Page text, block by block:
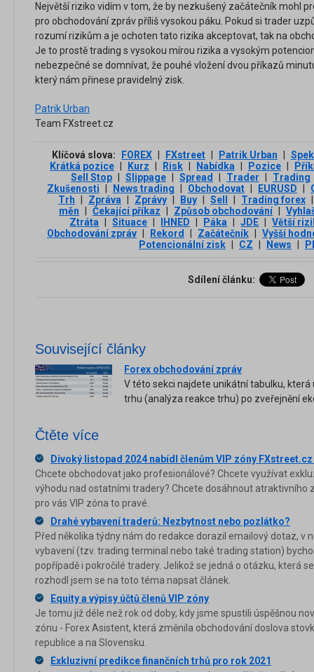
Největší riziko vidím v tom, že by nezkušený začátečník mohl
pro obchodování zpráv příliš vysokou páku. Pokud si trader
rozumí rizikům a je ochoten tato rizika akceptovat, tak na
Je to prostě trading s vysokou mírou rizika a vysokým
nebezpečné se domnívat, že pouhé vložení dvou příkazů
který nám přinese pravidelný zisk.
Patrik Urban
Team FXstreet.cz
Klíčová slova: FOREX FXstreet Patrik Urban
Krátká pozice
Kurz Risk Nabídka Pozice
Sell Stop
Slippage Spread Trader
Trading
Zkušenosti
News trading Obchodovat EURUSD
Trh
Zpráva Zprávy Buy Sell Trading forex
měn
Čekající příkaz Způsob obchodování
Ztráta
Situace IHNED Páka JDE
Větší
Obchodování zpráv
Rekord Začátečník
Vyšší
Potencionální zisk
CZ News
Sdílení článku:
Související články
Forex obchodování zpráv
V této sekci najdete unikátní tabulku,
trhu (analýza reakce trhu) po zveřejnění
Čtěte více
Divoký listopad 2024 nabídl členům VIP zóny
Chcete obchodovat jako profesionálové? Chcete využívat
výhodu nad ostatními tradery? Chcete dosáhnout atraktivního
pro vás VIP zóna to pravé.
Drahé vybavení traderů: Nezbytnost nebo pozlátko?
Před několika týdny nám do redakce dorazil emailový dotaz, v
vybavení (tzv. trading terminal nebo také trading station)
popřípadě i pokročilé tradery. Jelikož se jedná o otázku, která
rozhodl jsem se na toto téma napsat článek.
Equity a výpisy účtů členů VIP zóny
Je tomu již déle než rok od doby, kdy jsme spustili úspěšnou
zónu - Forex Asistent, která změnila obchodování doslova
republice a na Slovensku.
Exkluzivní predikce finančních trhů pro rok 2021